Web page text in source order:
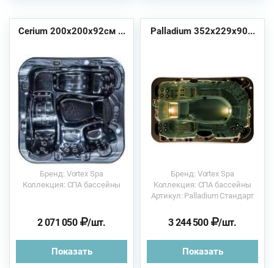
Cerium 200х200x92см ...
Бренд: Vortex Spa
Коллекция: СПА бассейны
2 071 050 /шт.
Показать
Palladium 352х229x90...
Бренд: Vortex Spa
Коллекция: СПА бассейны
Артикул: Palladium Стандарт
3 244 500 /шт.
Показать